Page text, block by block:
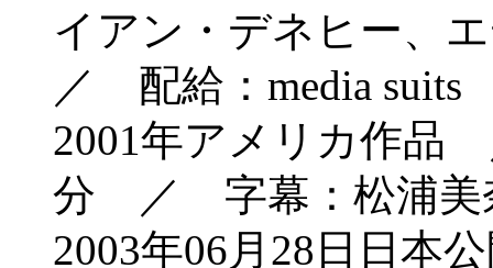
イアン・デネヒー、
／ 配給：media suits
2001年アメリカ作
分 ／ 字幕：松浦美
2003年06月28日日本